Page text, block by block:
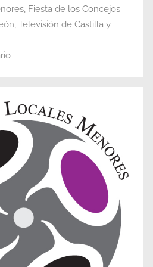
, Fiesta de los Concejos
, Televisión de Castilla y